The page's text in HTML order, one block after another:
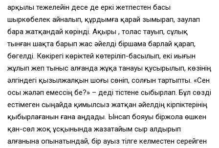
арқылы тежелейiн десе де еркi жетпестен басы
шыркөбелек айналып, құрдымға қарай зымырап, заулап
бара жатқандай көрiндi. Ақыры , толас тауып, сұлық
тынған шақта барып жас әйелдi бiршама барлай қарап,
бөгелдi. Көкiрегi көрiктей көтерiлiп-басылып, екi иығын
жұлып жеп тыныс алғанда жұқа танауы қусырылып, көзiнiң
әлгiндегi қызылжалқын шоғы сөнiп, солғын тартыпты. «Сен
осы жәләп емессiң бе?» – дедi тiстене сыбырлап. Бұл сөздi
естiмеген сыңайда қимылсыз жатқан әйелдiң кiрпiктерiнiң
қыбырлағанын ғана аңдады. Ынсап бояуы бiржола өшкен
қан-сөл жоқ ұсқынында жазатайым сыр алдырып
алғанына опынатындай, бiр ауыз тiлге келместен серейген